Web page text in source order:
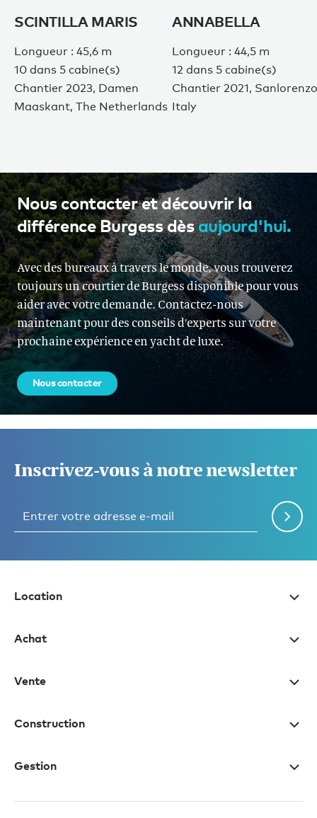
SCINTILLA MARIS
Longueur : 45,6 m
10 dans 5 cabine(s)
Chantier 2023, Damen
Maaskant, The Netherlands
ANNABELLA
Longueur : 44,5 m
12 dans 5 cabine(s)
Chantier 2021,
Italy
Nous contacter et découvrir la
différence Burgess dèsaujourd'hui.
Avec des bureaux à travers le monde, vous trouverez
toujours un courtier de Burgess disponible pour vous
aider avec votre demande. Contactez-nous
maintenant pour des conseils d'experts sur votre
prochaine expérience en yacht de luxe.
Nous contacter
Inscrivez-vous à notre newsletter
Location
Achat
Vente
Construction
Gestion